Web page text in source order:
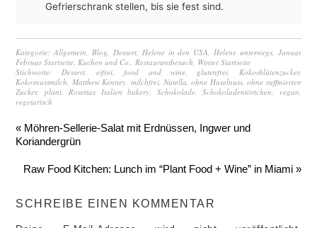
Gefrierschrank stellen, bis sie fest sind.
Kategorie:Allgemein,Blog, Dessert, Helene in den USA, Helene unterwegs, Januar
Februar Startseite,Kuchen und Co.,Restaurantbesuch, Winter Startseite
Stichworte:Dessert,eifrei,food and wine, glutenfrei, Kokosblütenzucker,
Kokosnussmilch, Matthew Kenney, milchfrei,Nutella,ohne Haselnuss,ohne raffinierten
Zucker, plant,Rosettas Italien bakery, Schokolade,Schokoladentörtchen, vegan,
vegetarisch
« Möhren-Sellerie-Salat mit Erdnüssen, Ingwer und
Koriandergrün
Raw Food Kitchen: Lunch im “Plant Food + Wine” in Miami »
SCHREIBE EINEN KOMMENTAR